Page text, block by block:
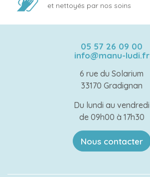
et nettoyés par nos soins
05 57 26 09 00
info@manu-ludi.fr
6 rue du Solarium
33170 Gradignan
Du lundi au vendredi
de 09h00 à 17h30
Nous contacter